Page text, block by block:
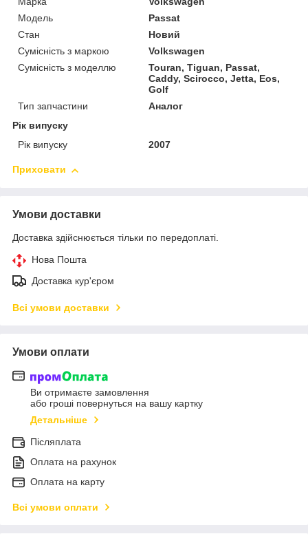
Модель
Passat
Стан
Новий
Сумісність з маркою
Volkswagen
Сумісність з моделлю
Touran, Tiguan, Passat,
Caddy, Scirocco, Jetta, Eos,
Golf
Тип запчастини
Аналог
Рік випуску
Рік випуску
2007
Приховати
Умови доставки
Доставка здійснюється тільки по передоплаті.
Нова Пошта
Доставка кур'єром
Всі умови доставки
Умови оплати
Ви отримаєте замовлення
або гроші повернуться на вашу картку
Детальніше
Післяплата
Оплата на рахунок
Оплата на карту
Всі умови оплати